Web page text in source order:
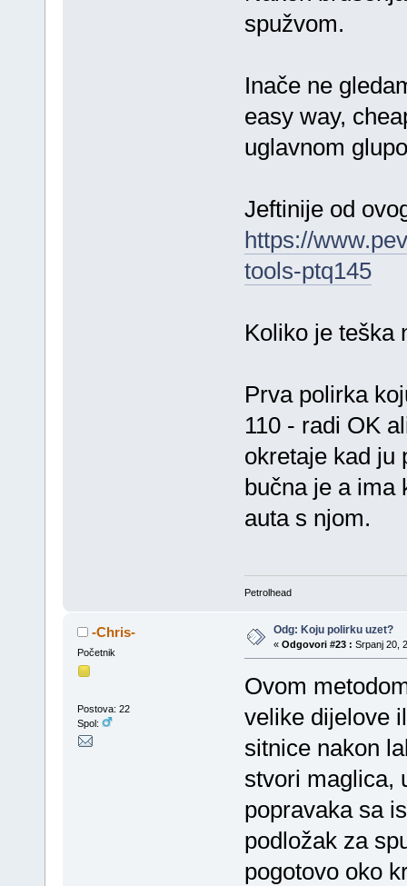
spužvom.
Inače ne
easy way,
uglavnom
Jeftinije od
https://
tools-ptq145
Koliko je teška
Prva polirka
110 - radi OK
okretaje kad ju
bučna je a ima
auta s njom.
Petrolhead
-Chris-
Početnik
Postova: 22
Spol:
Odg: Koju polirku uzet?
« Odgovori #23 : Srpanj 20,
Ovom
velike dijelove
sitnice nakon
stvori maglica,
popravaka sa
podložak za
pogotovo oko